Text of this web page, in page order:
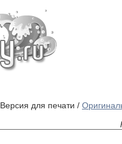
Версия для печати /